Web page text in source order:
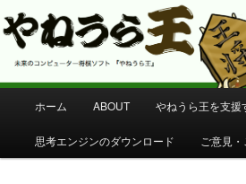
やねうら王 公式サイ
コンピューター将棋 やねうら王 公式サイト
メ
メ
イ
ホーム ABOUT やねうら王を支援
思考エンジンのダウンロード ご意見